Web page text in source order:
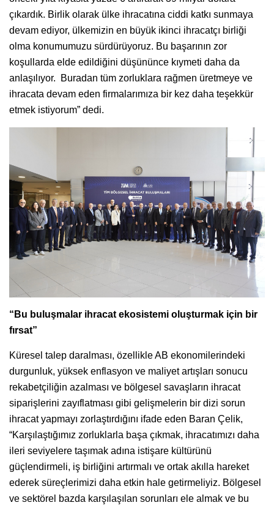
çıkardık. Birlik olarak ülke ihracatına ciddi katkı sunmaya
devam ediyor, ülkemizin en büyük ikinci ihracatçı birliği
olma konumumuzu sürdürüyoruz. Bu başarının zor
koşullarda elde edildiğini düşününce kıymeti daha da
anlaşılıyor. Buradan tüm zorluklara rağmen üretmeye ve
ihracata devam eden firmalarımıza bir kez daha teşekkür
etmek istiyorum” dedi.
“Bu buluşmalar ihracat ekosistemi oluşturmak için bir
fırsat”
Küresel talep daralması, özellikle AB ekonomilerindeki
durgunluk, yüksek enflasyon ve maliyet artışları sonucu
rekabetçiliğin azalması ve bölgesel savaşların ihracat
siparişlerini zayıflatması gibi gelişmelerin bir dizi sorun
ihracat yapmayı zorlaştırdığını ifade eden Baran Çelik,
“Karşılaştığımız zorluklarla başa çıkmak, ihracatımızı daha
ileri seviyelere taşımak adına istişare kültürünü
güçlendirmeli, iş birliğini artırmalı ve ortak akılla hareket
ederek süreçlerimizi daha etkin hale getirmeliyiz. Bölgesel
ve sektörel bazda karşılaşılan sorunları ele almak ve bu